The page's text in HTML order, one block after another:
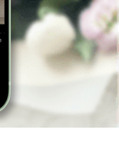
за 2 часа!